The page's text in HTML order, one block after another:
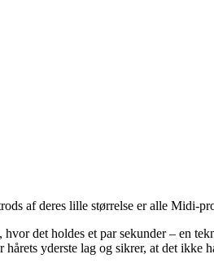
af deres lille størrelse er alle Midi-
det holdes et par sekunder – en
yderste lag og sikrer, at det ikke